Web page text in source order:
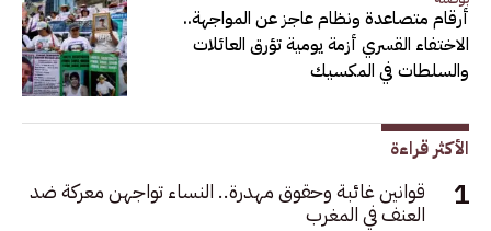
أرقام متصاعدة ونظام عاجز عن المواجهة..
الاختفاء القسري أزمة يومية تؤرق العائلات
والسلطات في المكسيك
الأكثر قراءة
قوانين غائبة وحقوق مهدرة.. النساء تواجهن معركة ضد
العنف في المغرب